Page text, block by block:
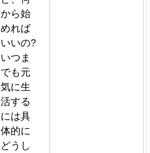
から始
めれば
いいの?
いつま
でも元
気に生
活する
には具
体的に
どうし